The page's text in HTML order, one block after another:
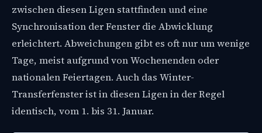
zwischen diesen Ligen stattfinden und eine
Synchronisation der Fenster die Abwicklung
erleichtert. Abweichungen gibt es oft nur um wenige
Tage, meist aufgrund von Wochenenden oder
nationalen Feiertagen. Auch das Winter-
Transferfenster ist in diesen Ligen in der Regel
identisch, vom 1. bis 31. Januar.